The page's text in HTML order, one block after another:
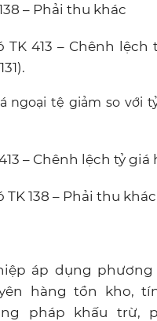
– Phải thu khác
TK 413 – Chênh
ngoại tệ giảm so với
– Chênh lệch tỷ giá
TK 138 – Phải thu khác
áp dụng
hàng tồn kho,
pháp khấu trừ,